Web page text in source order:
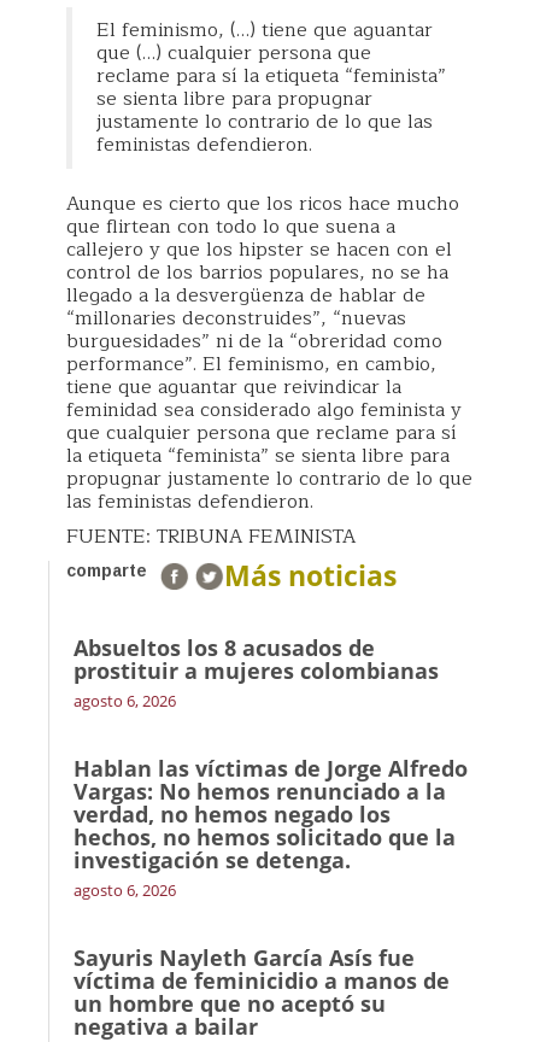
El feminismo, (…) tiene que aguantar
que (…) cualquier persona que
reclame para sí la etiqueta “feminista”
se sienta libre para propugnar
justamente lo contrario de lo que las
feministas defendieron.
Aunque es cierto que los ricos hace mucho
que flirtean con todo lo que suena a
callejero y que los hipster se hacen con el
control de los barrios populares, no se ha
llegado a la desvergüenza de hablar de
“millonaries deconstruides”, “nuevas
burguesidades” ni de la “obreridad como
performance”. El feminismo, en cambio,
tiene que aguantar que reivindicar la
feminidad sea considerado algo feminista y
que cualquier persona que reclame para sí
la etiqueta “feminista” se sienta libre para
propugnar justamente lo contrario de lo que
las feministas defendieron.
FUENTE: TRIBUNA FEMINISTA
comparte Más noticias
Absueltos los 8 acusados de
prostituir a mujeres colombianas
agosto 6, 2026
Hablan las víctimas de Jorge Alfredo
Vargas: No hemos renunciado a la
verdad, no hemos negado los
hechos, no hemos solicitado que la
investigación se detenga.
agosto 6, 2026
Sayuris Nayleth García Asís fue
víctima de feminicidio a manos de
un hombre que no aceptó su
negativa a bailar